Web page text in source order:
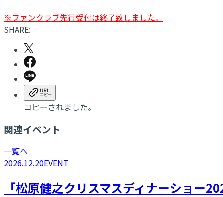
※ファンクラブ先行受付は終了致しました。
SHARE:
コピーされました。
関連イベント
一覧へ
2026.12.20EVENT
「松原健之クリスマスディナーショー